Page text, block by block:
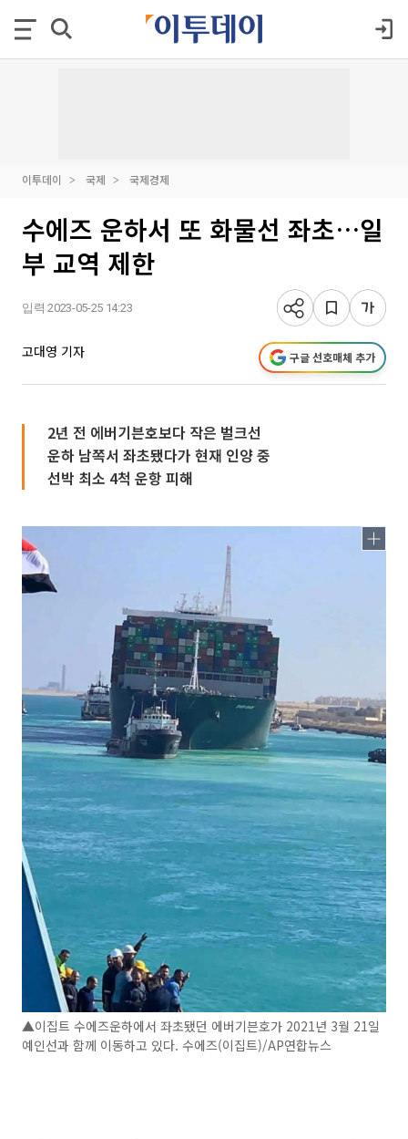
이투데이 국제 국제경제
수에즈 운하서 또 화물선 좌초…일
부 교역 제한
입력 2023-05-25 14:23
고대영 기자 구글 선호매체 추가
2년 전 에버기븐호보다 작은 벌크선
운하 남쪽서 좌초됐다가 현재 인양 중
선박 최소 4척 운항 피해
▲이집트 수에즈운하에서 좌초됐던 에버기븐호가 2021년 3월 21일
예인선과 함께 이동하고 있다. 수에즈(이집트)/AP연합뉴스